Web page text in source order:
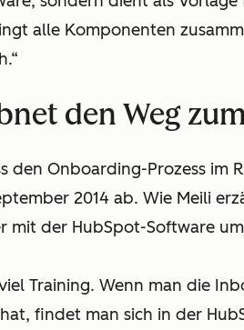
alle Komponenten
den Weg
den Onboarding-Prozess im
2014 ab. Wie Meili
mit der HubSpot-Software
Training. Wenn man die
findet man sich in der